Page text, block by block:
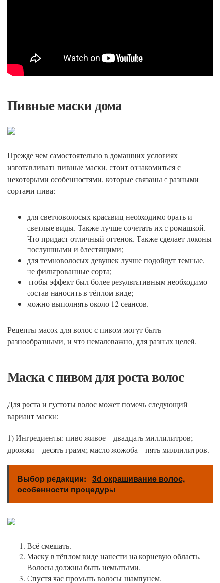
Пивные маски дома
Прежде чем самостоятельно в домашних условиях
изготавливать пивные маски, стоит ознакомиться с
некоторыми особенностями, которые связаны с разными
сортами пива:
для светловолосых красавиц необходимо брать и
светлые виды. Также лучше сочетать их с ромашкой.
Что придаст отличный оттенок. Также сделает локоны
послушными и блестящими;
для темноволосых девушек лучше подойдут темные,
не фильтрованные сорта;
чтобы эффект был более результативным необходимо
состав наносить в тёплом виде;
можно выполнять около 12 сеансов.
Рецепты масок для волос с пивом могут быть
разнообразными, и что немаловажно, для разных целей.
Маска с пивом для роста волос
Для роста и густоты волос может помочь следующий
вариант маски:
1) Ингредиенты: пиво живое – двадцать миллилитров;
дрожжи – десять грамм; масло жожоба – пять миллилитров.
Выбор редакции: 3d окрашивание волос,
особенности процедуры
Всё смешать.
Маску в тёплом виде нанести на корневую область.
Волосы должны быть немытыми.
Спустя час промыть волосы шампунем.